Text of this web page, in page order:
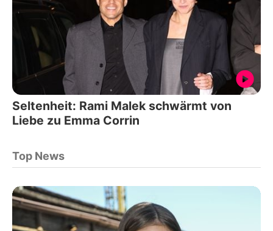
Seltenheit: Rami Malek schwärmt von
Liebe zu Emma Corrin
Top News